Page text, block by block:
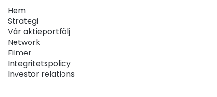
Hem
Strategi
Vår aktieportfölj
Network
Filmer
Integritetspolicy
Investor relations